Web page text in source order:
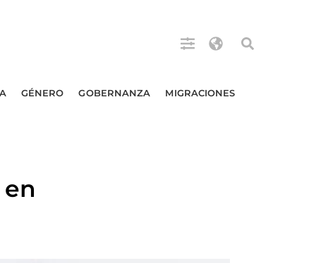
GÉNERO GOBERNANZA MIGRACIONES